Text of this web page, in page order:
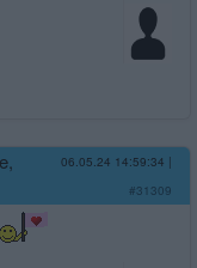
06.05.24 14:59:34 |
#31309